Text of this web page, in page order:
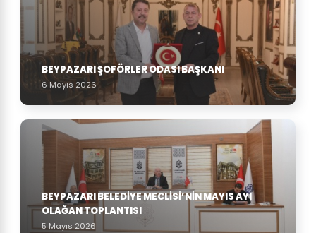
BEYPAZARI ŞOFÖRLER ODASI BAŞKANI
6 Mayıs 2026
BEYPAZARI BELEDIYE MECLISI’NIN MAYIS AYI
OLAĞAN TOPLANTISI
5 Mayıs 2026